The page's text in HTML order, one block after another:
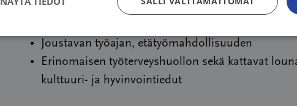
arvostetussa ja isossa kansaterveys- ja
Joustavan työajan, etätyömahdollisuuden
Erinomaisen työterveyshuollon sekä kattavat
kulttuuri- ja hyvinvointiedut